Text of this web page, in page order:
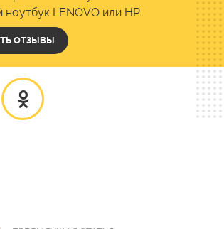
ноутбук LENOVO или HP
ОТЗЫВЫ